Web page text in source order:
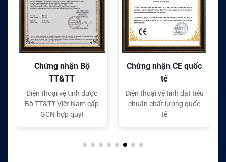
Chứng nhận CE quốc
tế
Điện thoại vệ tinh đạt tiêu
chuẩn chất lượng quốc
tế
Chứng nhận FC quốc
tế
Điện thoại vệ tinh đạt tiêu
chuẩn chất lượng quốc
tế